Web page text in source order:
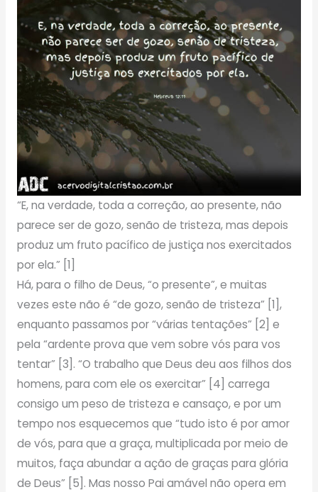
“E, na verdade, toda a correção, ao presente, não
parece ser de gozo, senão de tristeza, mas depois
produz um fruto pacífico de justiça nos exercitados
por ela.” [1]
Há, para o filho de Deus, “o presente”, e muitas
vezes este não é “de gozo, senão de tristeza” [1],
enquanto passamos por “várias tentações” [2] e
pela “ardente prova que vem sobre vós para vos
tentar” [3]. “O trabalho que Deus deu aos filhos dos
homens, para com ele os exercitar” [4] carrega
consigo um peso de tristeza e cansaço, e por um
tempo nos esquecemos que “tudo isto é por amor
de vós, para que a graça, multiplicada por meio de
muitos, faça abundar a ação de graças para glória
de Deus” [5]. Mas nosso Pai amável não opera em